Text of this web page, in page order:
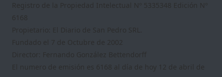
Registro de la Propiedad Intelectual Nº 5335348 Edición Nº
6168
Propietario: El Diario de San Pedro SRL.
Fundado el 7 de Octubre de 2002
Director: Fernando González Bettendorff
El numero de emisión es 6168 al día de hoy 12 de abril de